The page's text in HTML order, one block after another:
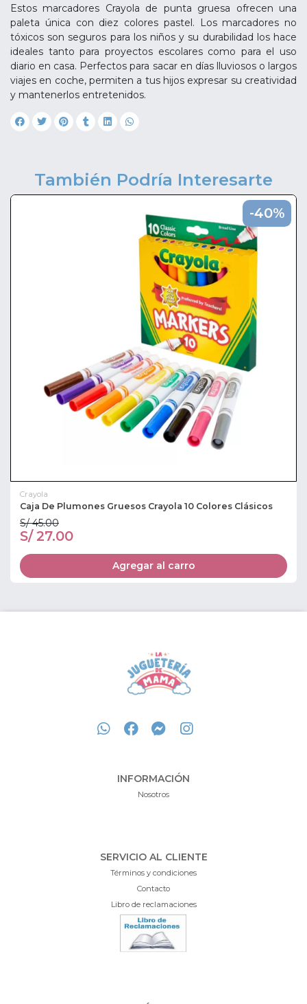
Estos marcadores Crayola de punta gruesa ofrecen una
paleta única con diez colores pastel. Los marcadores no
tóxicos son seguros para los niños y su durabilidad los hace
ideales tanto para proyectos escolares como para el uso
diario en casa. Perfectos para sacar en días lluviosos o largos
viajes en coche, permiten a tus hijos expresar su creatividad
y mantenerlos entretenidos.
También Podría Interesarte
-40%
Crayola
Caja De Plumones Gruesos Crayola 10 Colores Clásicos
S/ 45.00
S/ 27.00
Agregar al carro
INFORMACIÓN
Nosotros
SERVICIO AL CLIENTE
Términos y condiciones
Contacto
Libro de reclamaciones